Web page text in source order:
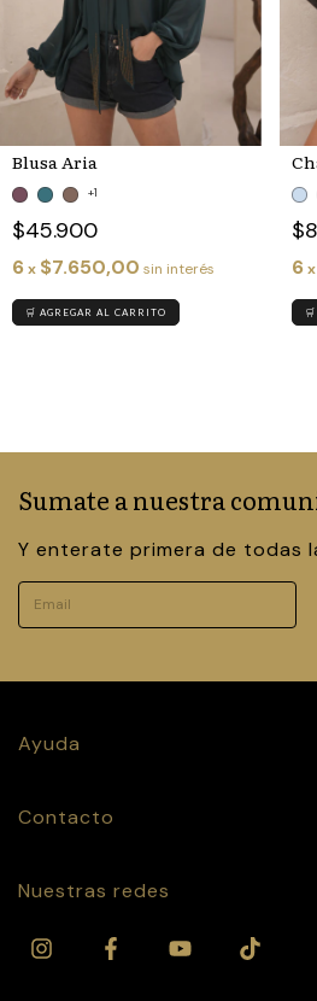
Blusa Aria
+1
$45.900
6x $7.650,00 sin interés
🛒 AGREGAR AL CARRITO
6 x
Sumate a nuestra
Y enterate primera de todas
Ayuda
Contacto
Nuestras redes